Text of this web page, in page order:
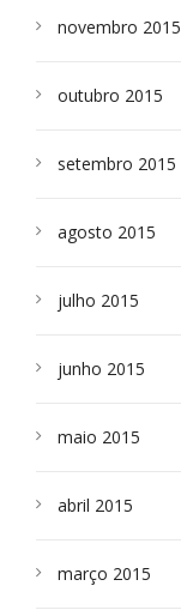
novembro 2015
outubro 2015
setembro 2015
agosto 2015
julho 2015
junho 2015
maio 2015
abril 2015
março 2015